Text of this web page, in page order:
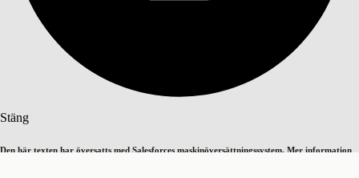
Stäng
Den här texten har översatts med Salesforces maskinöversättningssystem. Mer information
Innehållsförteckningar